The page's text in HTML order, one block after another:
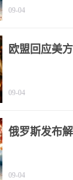
09-04
欧盟回应美
09-04
俄罗斯发布
09-04